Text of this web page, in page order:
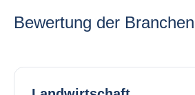
Bewertung der